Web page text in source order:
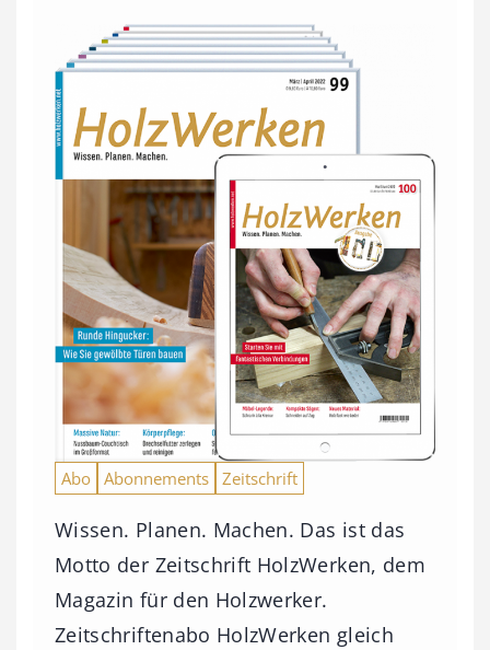
Abo Abonnements Zeitschrift
Wissen. Planen. Machen. Das ist das
Motto der Zeitschrift HolzWerken, dem
Magazin für den Holzwerker.
Zeitschriftenabo HolzWerken gleich